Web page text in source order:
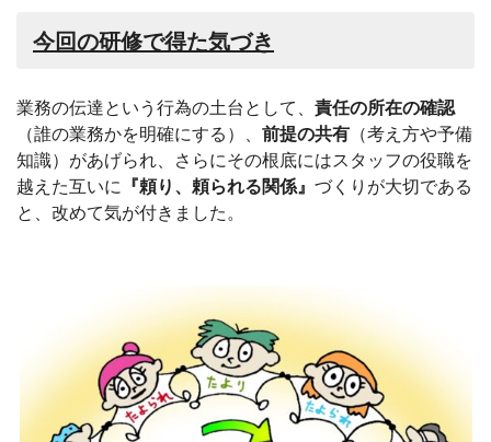
今回の研修で得た気づき
業務の伝達という行為の土台として、 責任の所在の確認
（誰の業務かを明確にする）、 前提の共有 （考え方や予備
知識）があげられ、さらにその根底にはスタッフの役職を
越えた互いに 『頼り、頼られる関係』 づくりが大切である
と、改めて気が付きました。